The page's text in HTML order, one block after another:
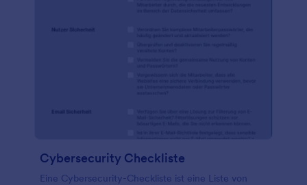
Cybersecurity Checkliste
Eine Cybersecurity-Checkliste ist eine Liste von